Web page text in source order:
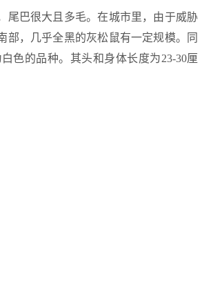
尾巴很大且多毛。在城市里，由于威胁
部，几乎全黑的灰松鼠有一定规模。同
色的品种。其头和身体长度为23-30厘